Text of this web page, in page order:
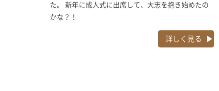
た。 新年に成人式に出席して、大志を抱き始めたの
かな？！
詳しく見る